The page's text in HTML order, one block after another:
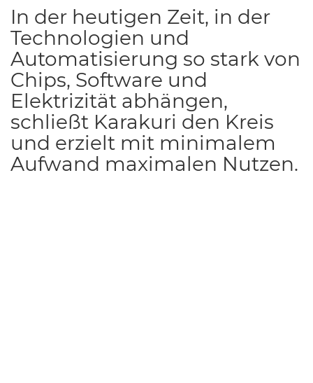
In der heutigen Zeit, in der
Technologien und
Automatisierung so stark von
Chips, Software und
Elektrizität abhängen,
schließt Karakuri den Kreis
und erzielt mit minimalem
Aufwand maximalen Nutzen.